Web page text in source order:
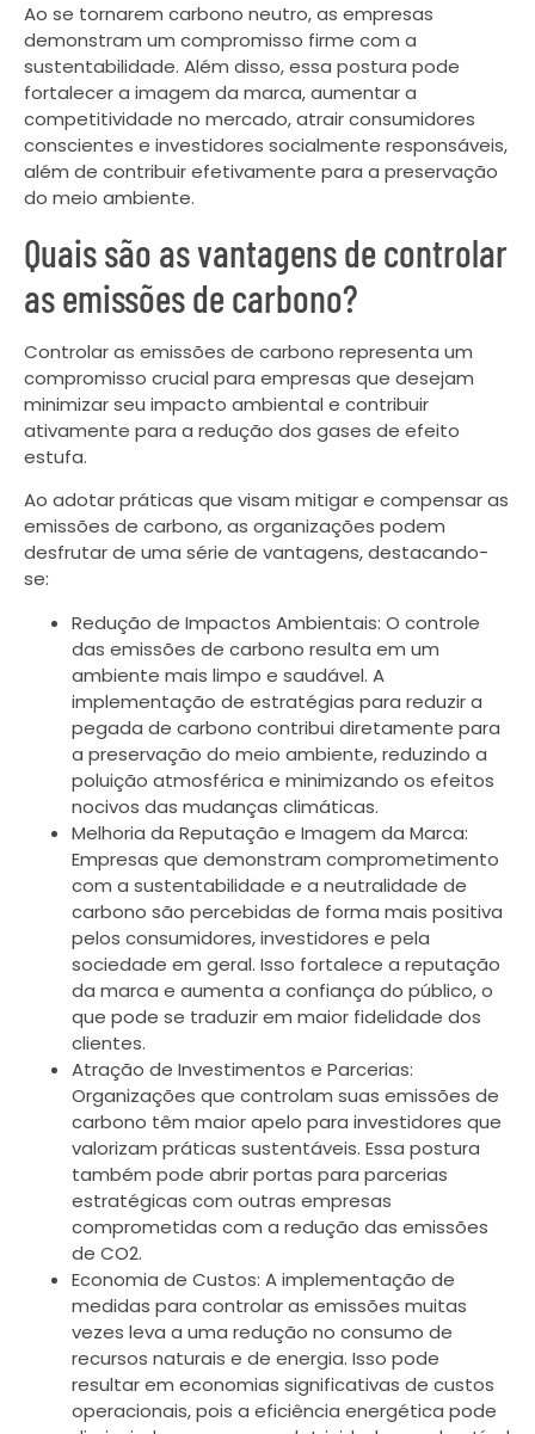
Ao se tornarem carbono neutro, as empresas
demonstram um compromisso firme com a
sustentabilidade. Além disso, essa postura pode
fortalecer a imagem da marca, aumentar a
competitividade no mercado, atrair consumidores
conscientes e investidores socialmente responsáveis,
além de contribuir efetivamente para a preservação
do meio ambiente.
Quais são as vantagens de controlar
as emissões de carbono?
Controlar as emissões de carbono representa um
compromisso crucial para empresas que desejam
minimizar seu impacto ambiental e contribuir
ativamente para a redução dos gases de efeito
estufa.
Ao adotar práticas que visam mitigar e compensar as
emissões de carbono, as organizações podem
desfrutar de uma série de vantagens, destacando-
se:
Redução de Impactos Ambientais: O controle
das emissões de carbono resulta em um
ambiente mais limpo e saudável. A
implementação de estratégias para reduzir a
pegada de carbono contribui diretamente para
a preservação do meio ambiente, reduzindo a
poluição atmosférica e minimizando os efeitos
nocivos das mudanças climáticas.
Melhoria da Reputação e Imagem da Marca:
Empresas que demonstram comprometimento
com a sustentabilidade e a neutralidade de
carbono são percebidas de forma mais positiva
pelos consumidores, investidores e pela
sociedade em geral. Isso fortalece a reputação
da marca e aumenta a confiança do público, o
que pode se traduzir em maior fidelidade dos
clientes.
Atração de Investimentos e Parcerias:
Organizações que controlam suas emissões de
carbono têm maior apelo para investidores que
valorizam práticas sustentáveis. Essa postura
também pode abrir portas para parcerias
estratégicas com outras empresas
comprometidas com a redução das emissões
de CO2.
Economia de Custos: A implementação de
medidas para controlar as emissões muitas
vezes leva a uma redução no consumo de
recursos naturais e de energia. Isso pode
resultar em economias significativas de custos
operacionais, pois a eficiência energética pode